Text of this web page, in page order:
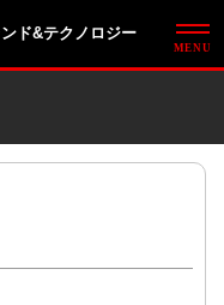
ド&テクノロジー